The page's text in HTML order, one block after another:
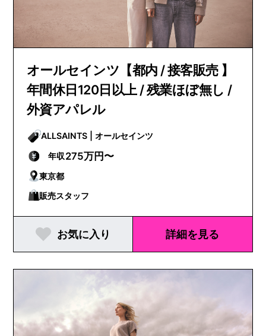
オールセインツ【都内 / 接客販売 】
年間休日120日以上 / 残業ほぼ無し /
外資アパレル
ALLSAINTS | オールセインツ
年収275万円〜
東京都
販売スタッフ
お気に入り 詳細を見る